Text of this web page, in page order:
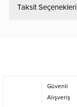
Taksit Seçenekleri
Güvenli
Alışveriş